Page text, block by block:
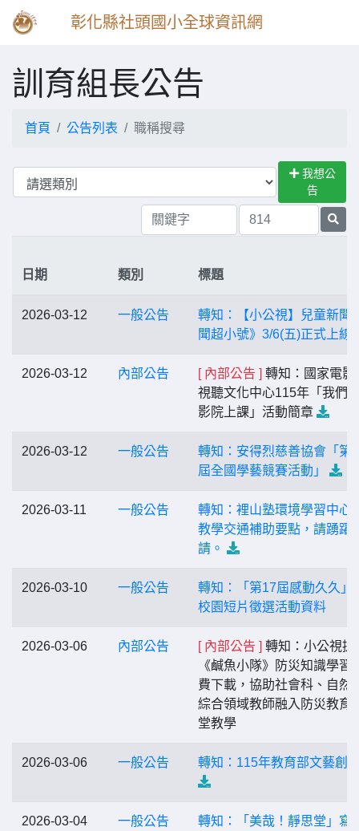
彰化縣社頭國小全球資訊網
訓育組長公告
首頁 公告列表 職稱搜尋
我想公
告
日期 類別 標題
2026-03-12 一般公告
轉知：【小公視】兒童新聞
聞超小號》3/6(五)正式上線
2026-03-12 內部公告 [ 內部公告 ] 轉知：國家電影
視聽文化中心115年「我們
影院上課」活動簡章
2026-03-12 一般公告
轉知：安得烈慈善協會「第
屆全國學藝競賽活動」
2026-03-11 一般公告
轉知：裡山塾環境學習中心
教學交通補助要點，請踴躍
請。
2026-03-10 一般公告
轉知：「第17屆感動久久」
校園短片徵選活動資料
2026-03-06 內部公告 [ 內部公告 ] 轉知：小公視提
《鹹魚小隊》防災知識學習
費下載，協助社會科、自然
綜合領域教師融入防災教育
堂教學
2026-03-06 一般公告 轉知：115年教育部文藝創
2026-03-04 一般公告
轉知：「美哉！靜思堂」寫